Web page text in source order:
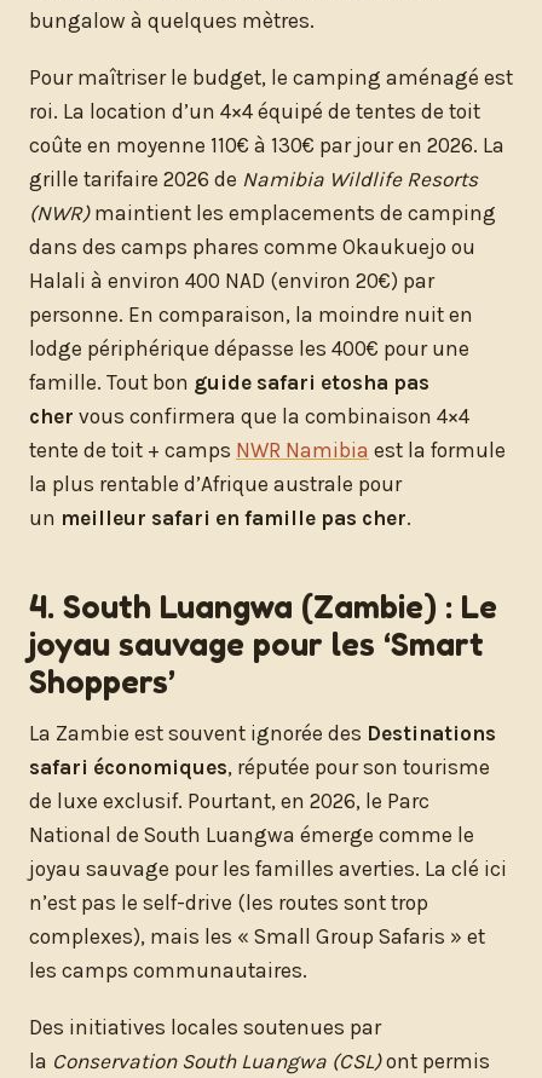
bungalow à quelques mètres.
Pour maîtriser le budget, le camping aménagé est
roi. La location d’un 4×4 équipé de tentes de toit
coûte en moyenne 110€ à 130€ par jour en 2026. La
grille tarifaire 2026 de Namibia Wildlife Resorts
(NWR)maintient les emplacements de camping
dans des camps phares comme Okaukuejo ou
Halali à environ 400 NAD (environ 20€) par
personne. En comparaison, la moindre nuit en
lodge périphérique dépasse les 400€ pour une
famille. Tout bon guide safari etosha pas
cher vous confirmera que la combinaison 4×4
tente de toit + camps NWR Namibia est la formule
la plus rentable d’Afrique australe pour
un meilleur safari en famille pas cher.
4. South Luangwa (Zambie) : Le
joyau sauvage pour les ‘Smart
Shoppers’
La Zambie est souvent ignorée des Destinations
safari économiques, réputée pour son tourisme
de luxe exclusif. Pourtant, en 2026, le Parc
National de South Luangwa émerge comme le
joyau sauvage pour les familles averties. La clé ici
n’est pas le self-drive (les routes sont trop
complexes), mais les « Small Group Safaris » et
les camps communautaires.
Des initiatives locales soutenues par
la Conservation South Luangwa (CSL)ont permis